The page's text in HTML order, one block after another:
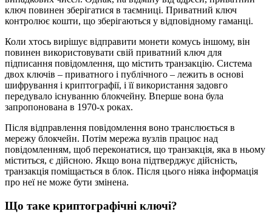
ключ повинен зберігатися в таємниці. Приватний ключ
контролює кошти, що зберігаються у відповідному гаманці.
Коли хтось вирішує відправити монети комусь іншому, він
повинен використовувати свій приватний ключ для
підписання повідомлення, що містить транзакцію. Система
двох ключів – приватного і публічного – лежить в основі
шифрування і криптографії, і її використання задовго
передувало існуванню блокчейну. Вперше вона була
запропонована в 1970-х роках.
Після відправлення повідомлення воно транслюється в
мережу блокчейн. Потім мережа вузлів працює над
повідомленням, щоб переконатися, що транзакція, яка в ньому
міститься, є дійсною. Якщо вона підтверджує дійсність,
транзакція поміщається в блок. Після цього ніяка інформація
про неї не може бути змінена.
Що таке криптографічні ключі?